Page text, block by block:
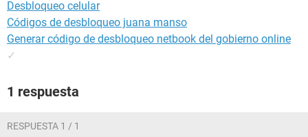
Desbloqueo celular
Códigos de desbloqueo juana manso
Generar código de desbloqueo netbook del gobierno online
✓
1 respuesta
RESPUESTA 1 / 1